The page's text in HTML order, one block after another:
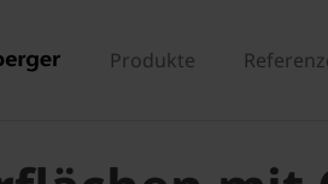
Produkte